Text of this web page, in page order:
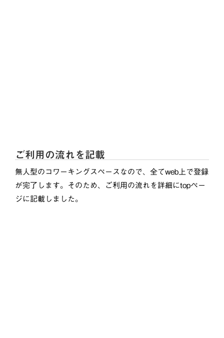
ご利用の流れを記載
無人型のコワーキングスペースなので、全てweb上で登録
が完了します。そのため、ご利用の流れを詳細にtopペー
ジに記載しました。